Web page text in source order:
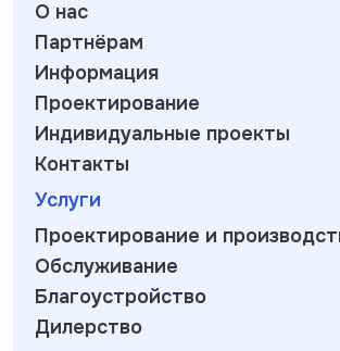
О нас
Партнёрам
Информация
Проектирование
Индивидуальные проекты
Контакты
Услуги
Проектирование и
Обслуживание
Благоустройство
Дилерство